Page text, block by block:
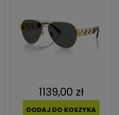
1139,00 zł
DODAJ DO KOSZYKA